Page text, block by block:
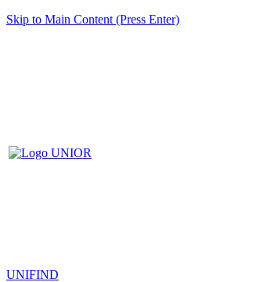
Skip to Main Content (Press Enter)
UNIFIND